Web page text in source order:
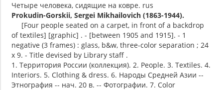
Четыре человека, сидящие на ковре. rus
Prokudin-Gorskii, Sergei Mikhailovich (1863-1944).
[Four people seated on a carpet, in front of a backdrop
of textiles] [graphic] . - [between 1905 and 1915]. - 1
negative (3 frames) : glass, b&w, three-color separation ; 24
x 9. - Title devised by Library staff .
1. Территория России (коллекция). 2. People. 3. Textiles. 4.
Interiors. 5. Clothing & dress. 6. Народы Средней Азии --
Этнография -- нач. 20 в. -- Фотографии. 7. Color